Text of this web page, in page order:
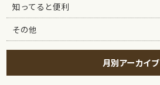
知ってると便利
その他
月別アーカイブ